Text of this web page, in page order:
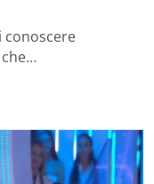
conoscere